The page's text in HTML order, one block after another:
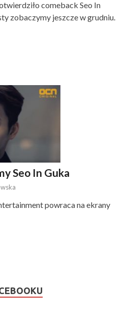
comeback Seo In
zobaczymy jeszcze w grudniu.
Seo In Guka
powraca na ekrany